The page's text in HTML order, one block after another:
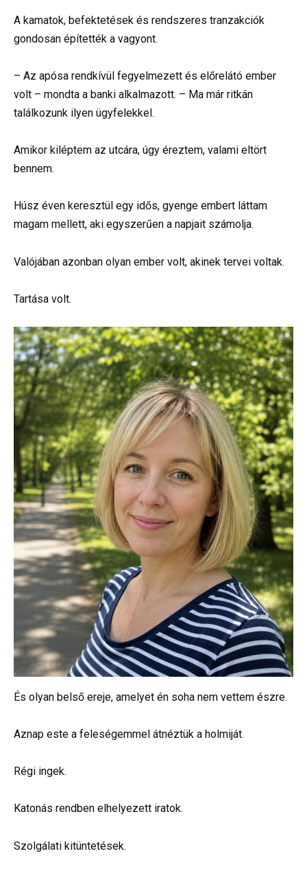
A kamatok, befektetések és rendszeres tranzakciók
gondosan építették a vagyont.
– Az apósa rendkívül fegyelmezett és előrelátó ember
volt – mondta a banki alkalmazott. – Ma már ritkán
találkozunk ilyen ügyfelekkel.
Amikor kiléptem az utcára, úgy éreztem, valami eltört
bennem.
Húsz éven keresztül egy idős, gyenge embert láttam
magam mellett, aki egyszerűen a napjait számolja.
Valójában azonban olyan ember volt, akinek tervei voltak.
Tartása volt.
És olyan belső ereje, amelyet én soha nem vettem észre.
Aznap este a feleségemmel átnéztük a holmiját.
Régi ingek.
Katonás rendben elhelyezett iratok.
Szolgálati kitüntetések.